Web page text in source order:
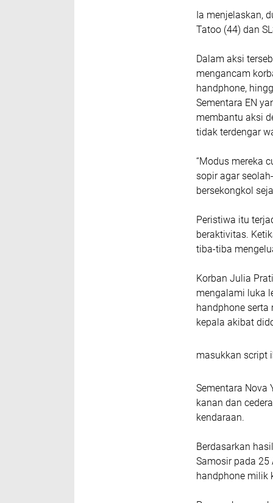
Ia menjelaskan,
Tatoo (44) dan
Dalam aksi
mengancam
handphone,
Sementara EN
membantu aksi
tidak terdengar
“Modus mereka
sopir agar
bersekongkol
Peristiwa itu
beraktivitas.
tiba-tiba
Korban Julia
mengalami luka
handphone
kepala akibat
masukkan script
Sementara Nova
kanan dan
kendaraan.
Berdasarkan
Samosir pada 25
handphone milik